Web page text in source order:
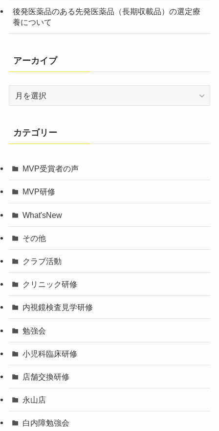
後発医薬品のある先発医薬品（長期収載品）の選定療
養について
アーカイブ
ブ
カテゴリー
MVP受賞者の声
MVP研修
What'sNew
その他
クラブ活動
クリニック研修
内視鏡検査見学研修
勉強会
小児科臨床研修
店舗交換研修
永山店
白内障勉強会